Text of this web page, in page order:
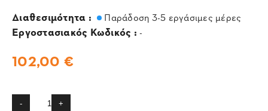
Διαθεσιμότητα : Παράδοση 3-5 εργάσιμες μέρες
Εργοστασιακός Κωδικός : -
102,00 €
- +